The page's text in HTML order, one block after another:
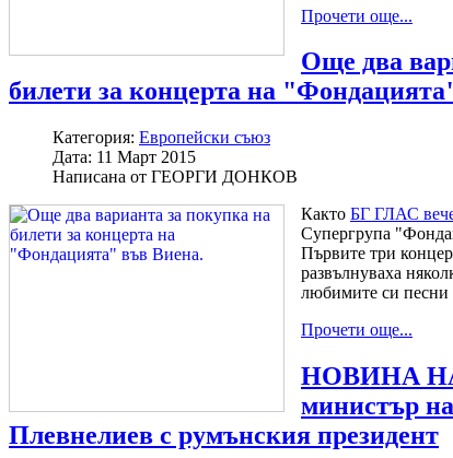
Прочети още...
Още два
билети за концерта на
Категория: Европейски съюз
Дата: 11 Март 2015
Написана от ГЕОРГИ ДОНКОВ
Както БГ ГЛАС
Супергрупа
Първите три
развълнуваха
любимите си песни
Прочети още...
НОВИНА
министър
Плевнелиев с румънския президент